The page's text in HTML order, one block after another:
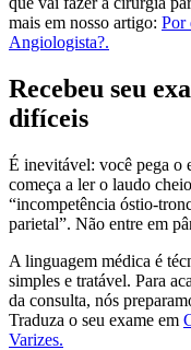
mais em nosso artigo: Por
Angiologista?.
Recebeu seu
difíceis
É inevitável: você pega o
começa a ler o laudo
“incompetência óstio-
parietal”. Não entre em
A linguagem médica é
simples e tratável. Para
da consulta, nós
Traduza o seu exame em
Varizes.